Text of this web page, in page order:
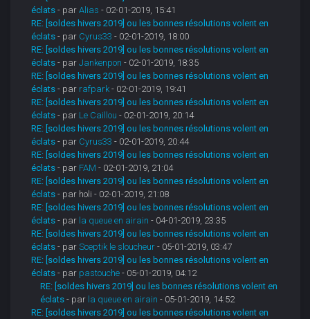
éclats - parAlias - 02-01-2019, 15:41
RE: [soldes hivers 2019] ou les bonnes résolutions volent en
éclats - par Cyrus33 - 02-01-2019, 18:00
RE: [soldes hivers 2019] ou les bonnes résolutions volent en
éclats - parJankenpon - 02-01-2019, 18:35
RE: [soldes hivers 2019] ou les bonnes résolutions volent en
éclats - par rafpark - 02-01-2019, 19:41
RE: [soldes hivers 2019] ou les bonnes résolutions volent en
éclats - par Le Caillou - 02-01-2019, 20:14
RE: [soldes hivers 2019] ou les bonnes résolutions volent en
éclats - par Cyrus33 - 02-01-2019, 20:44
RE: [soldes hivers 2019] ou les bonnes résolutions volent en
éclats - par FAM - 02-01-2019, 21:04
RE: [soldes hivers 2019] ou les bonnes résolutions volent en
éclats - par holi - 02-01-2019, 21:08
RE: [soldes hivers 2019] ou les bonnes résolutions volent en
éclats - par la queue en airain - 04-01-2019, 23:35
RE: [soldes hivers 2019] ou les bonnes résolutions volent en
éclats - parSceptik le sloucheur - 05-01-2019, 03:47
RE: [soldes hivers 2019] ou les bonnes résolutions volent en
éclats - par pastouche - 05-01-2019, 04:12
RE: [soldes hivers 2019] ou les bonnes résolutions volent en
éclats - par la queue en airain - 05-01-2019, 14:52
RE: [soldes hivers 2019] ou les bonnes résolutions volent en